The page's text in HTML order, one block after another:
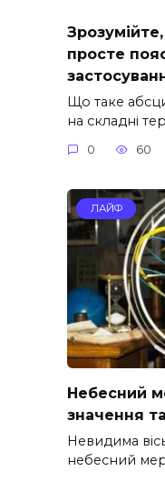
просте
Що таке
на складні
0 60
ЛАЙФ
Небесний
значення
Невидима
небесний